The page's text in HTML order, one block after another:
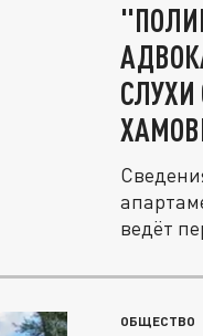
ведёт
ОБЩЕСТВО